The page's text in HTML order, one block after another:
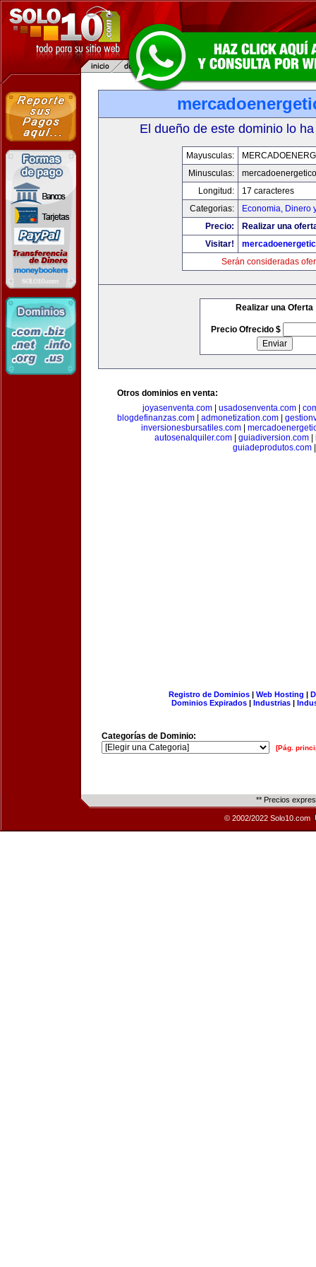
El dueño de este dominio lo
Mayusculas:
Minusculas:
Longitud:
17 caracteres
Categorias:
Economia, Dinero
Precio:
Realizar una
Visitar!
Serán consideradas
Realizar una Oferta
Precio Ofrecido $
Otros dominios en venta:
joyasenventa.com
usadosenventa.com
blogdefinanzas.com
admonetization.com
inversionesbursatiles.com|
autosenalquiler.com| guiadiversion.com|
guiadeprodutos.com
Registro de Dominios| Web Hosting |
Dominios Expirados | Industrias |
Categorías de Dominio:
[Pág.
** Precios
© 2002/2022 Solo10.com